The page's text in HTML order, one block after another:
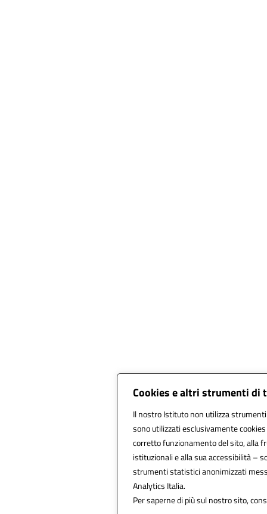
Cookies e altri strumenti di
Il nostro Istituto non utilizza
sono utilizzati esclusivamente
corretto funzionamento del sito, alla
istituzionali e alla sua accessibilità –
strumenti statistici anonimizzati
Analytics Italia.
Per saperne di più sul nostro sito,